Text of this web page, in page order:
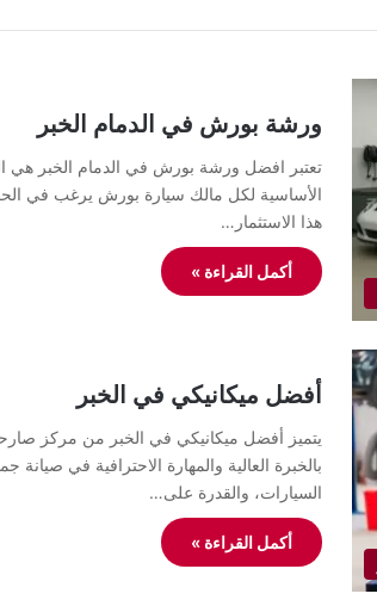
ورشة بورش في الدمام الخبر
تعتبر افضل ورشة بورش في الدمام الخبر هي
الأساسية لكل مالك سيارة بورش يرغب في
هذا الاستثمار…
أكمل القراءة »
أفضل ميكانيكي في الخبر
يتميز أفضل ميكانيكي في الخبر من مركز
بالخبرة العالية والمهارة الاحترافية في صيانة
السيارات، والقدرة على…
أكمل القراءة »